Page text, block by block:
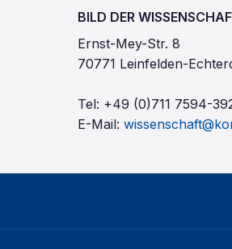
BILD DER
Ernst-Mey-Str. 8
70771 Leinfelden-
Tel: +49 (0)711 7594-
E-Mail: